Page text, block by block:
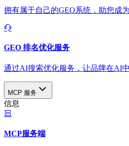
拥有属于自己的GEO系统，助您成
GEO 排名优化服务
通过AI搜索优化服务，让品牌在AI
MCP 服务
信息
MCP服务端